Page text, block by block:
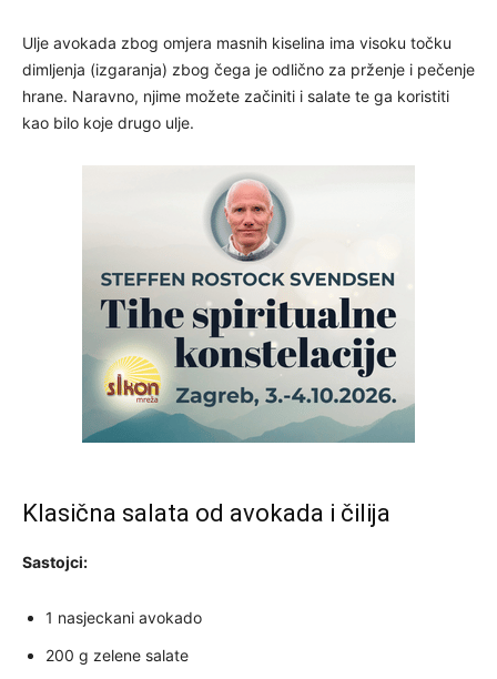
Ulje avokada zbog omjera masnih kiselina ima visoku točku
dimljenja (izgaranja) zbog čega je odlično za prženje i pečenje
hrane. Naravno, njime možete začiniti i salate te ga koristiti
kao bilo koje drugo ulje.
Klasična salata od avokada i čilija
Sastojci:
1 nasjeckani avokado
200 g zelene salate